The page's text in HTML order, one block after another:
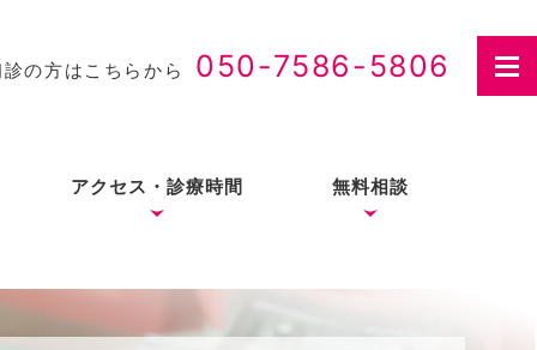
診の方はこちらから 050-7586-5806
アクセス・診療時間 無料相談